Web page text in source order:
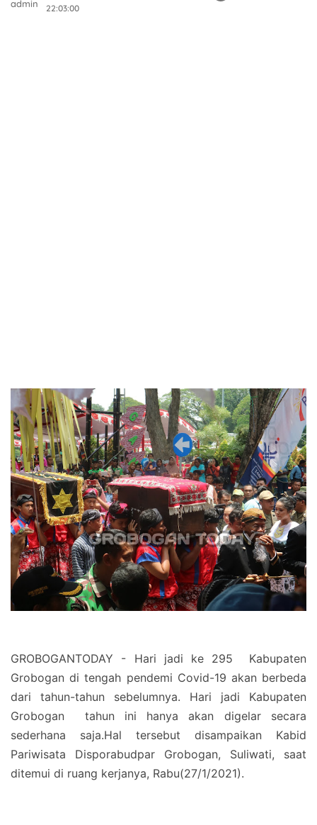
22:03:00
GROBOGANTODAY - Hari jadi ke 295 Kabupaten
Grobogan di tengah pendemi Covid-19 akan berbeda
dari tahun-tahun sebelumnya. Hari jadi Kabupaten
Grobogan tahun ini hanya akan digelar secara
sederhana saja.Hal tersebut disampaikan Kabid
Pariwisata Disporabudpar Grobogan, Suliwati, saat
ditemui di ruang kerjanya, Rabu(27/1/2021).